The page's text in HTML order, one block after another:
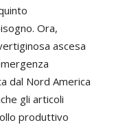
Ora,
ascesa
dal Nord America
gli articoli
produttivo